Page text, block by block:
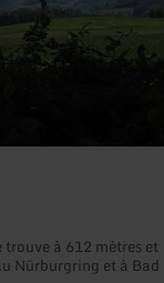
à 612 mètres et
Nürburgring et à Bad